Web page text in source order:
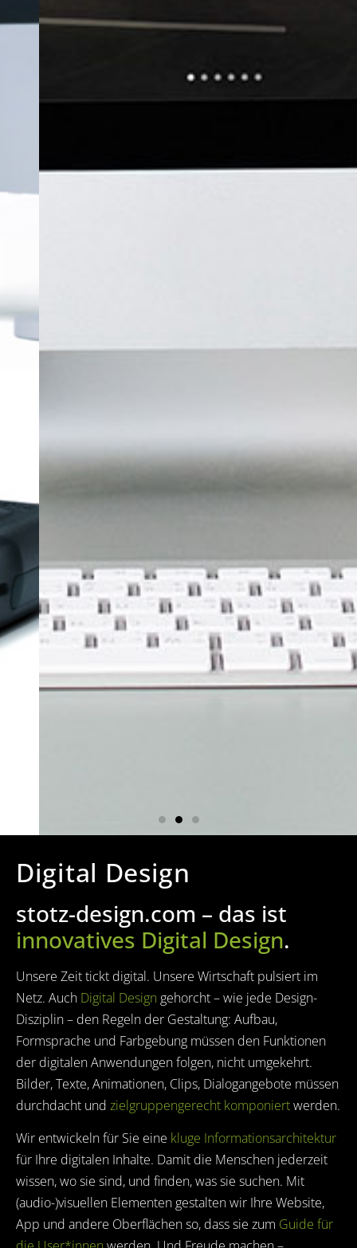
Digital Design
stotz-design.com – das ist
innovatives Digital Design.
Unsere Zeit tickt digital. Unsere Wirtschaft pulsiert im
Netz. Auch Digital Design gehorcht – wie jede Design-
Disziplin – den Regeln der Gestaltung: Aufbau,
Formsprache und Farbgebung müssen den Funktionen
der digitalen Anwendungen folgen, nicht umgekehrt.
Bilder, Texte, Animationen, Clips, Dialogangebote müssen
durchdacht und zielgruppengerecht komponiertwerden.
Wir entwickeln für Sie eine kluge Informationsarchitektur
für Ihre digitalen Inhalte. Damit die Menschen jederzeit
wissen, wo sie sind, und finden, was sie suchen. Mit
(audio-)visuellen Elementen gestalten wir Ihre Website,
App und andere Oberflächen so, dass sie zum Guide für